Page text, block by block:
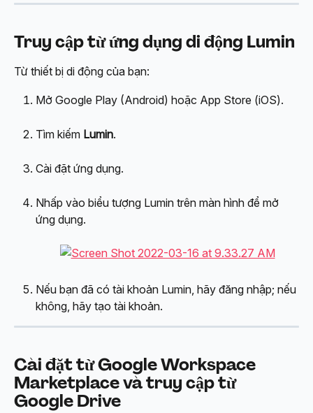
Truy cập từ ứng dụng di động Lumin
Từ thiết bị di động của bạn:
Mở Google Play (Android) hoặc App Store (iOS).
Tìm kiếm Lumin.
Cài đặt ứng dụng.
Nhấp vào biểu tượng Lumin trên màn hình để mở
ứng dụng.
Nếu bạn đã có tài khoản Lumin, hãy đăng nhập; nếu
không, hãy tạo tài khoản.
Cài đặt từ Google Workspace
Marketplace và truy cập từ
Google Drive